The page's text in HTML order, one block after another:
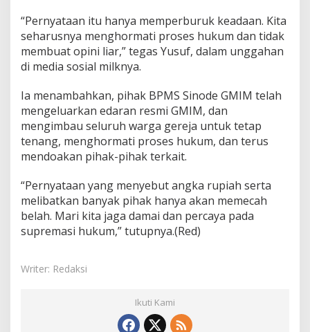
“Pernyataan itu hanya memperburuk keadaan. Kita
seharusnya menghormati proses hukum dan tidak
membuat opini liar,” tegas Yusuf, dalam unggahan
di media sosial milknya.
Ia menambahkan, pihak BPMS Sinode GMIM telah
mengeluarkan edaran resmi GMIM, dan
mengimbau seluruh warga gereja untuk tetap
tenang, menghormati proses hukum, dan terus
mendoakan pihak-pihak terkait.
“Pernyataan yang menyebut angka rupiah serta
melibatkan banyak pihak hanya akan memecah
belah. Mari kita jaga damai dan percaya pada
supremasi hukum,” tutupnya.(Red)
Writer: Redaksi
Ikuti Kami